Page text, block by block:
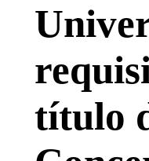
título